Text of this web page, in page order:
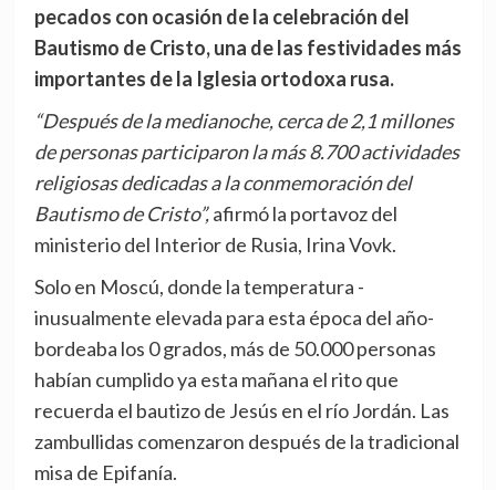
pecados con ocasión de la celebración del
Bautismo de Cristo, una de las festividades más
importantes de la Iglesia ortodoxa rusa.
“Después de la medianoche, cerca de 2,1 millones
de personas participaron la más 8.700 actividades
religiosas dedicadas a la conmemoración del
Bautismo de Cristo”,afirmó la portavoz del
ministerio del Interior de Rusia, Irina Vovk.
Solo en Moscú, donde la temperatura -
inusualmente elevada para esta época del año-
bordeaba los 0 grados, más de 50.000 personas
habían cumplido ya esta mañana el rito que
recuerda el bautizo de Jesús en el río Jordán. Las
zambullidas comenzaron después de la tradicional
misa de Epifanía.